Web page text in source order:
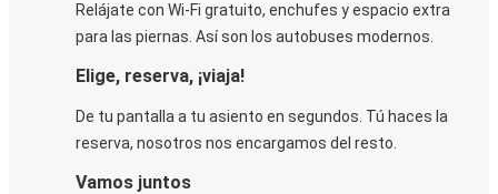
Relájate con Wi-Fi gratuito, enchufes y espacio extra
para las piernas. Así son los autobuses modernos.
Elige, reserva, ¡viaja!
De tu pantalla a tu asiento en segundos. Tú haces la
reserva, nosotros nos encargamos del resto.
Vamos juntos